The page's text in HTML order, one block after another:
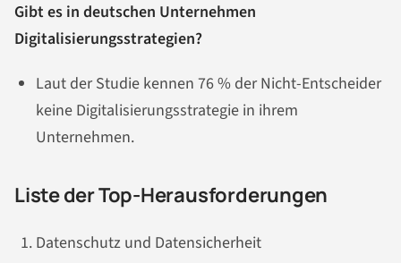
Gibt es in deutschen Unternehmen
Digitalisierungsstrategien?
Laut der Studie kennen 76 % der Nicht-Entscheider
keine Digitalisierungsstrategie in ihrem
Unternehmen.
Liste der Top-Herausforderungen
Datenschutz und Datensicherheit